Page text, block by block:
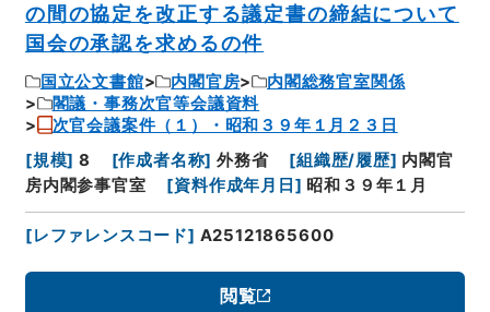
の間の協定を改正する議定書の締結について
国会の承認を求めるの件
国立公文書館 内閣官房
内閣総務官室関係
閣議・事務次官等会議資料
次官会議案件（１）・昭和３９年１月２３日
[規模] 8 [作成者名称] 外務省 [組織歴/履歴] 内閣官
房内閣参事官室
[資料作成年月日 ] 昭和３９年１月
[レファレンスコード] A25121865600
閲覧